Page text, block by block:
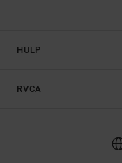
HULP
RVCA